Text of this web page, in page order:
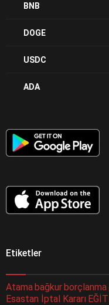
BNB
DOGE
USDC
ADA
Etiketler
Atamabağkurborçlanma
Esastan İptal Kararı